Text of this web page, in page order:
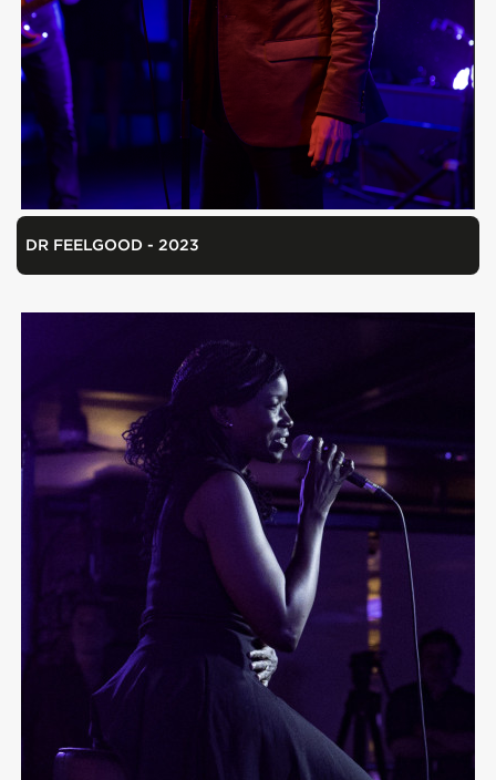
DR FEELGOOD - 2023